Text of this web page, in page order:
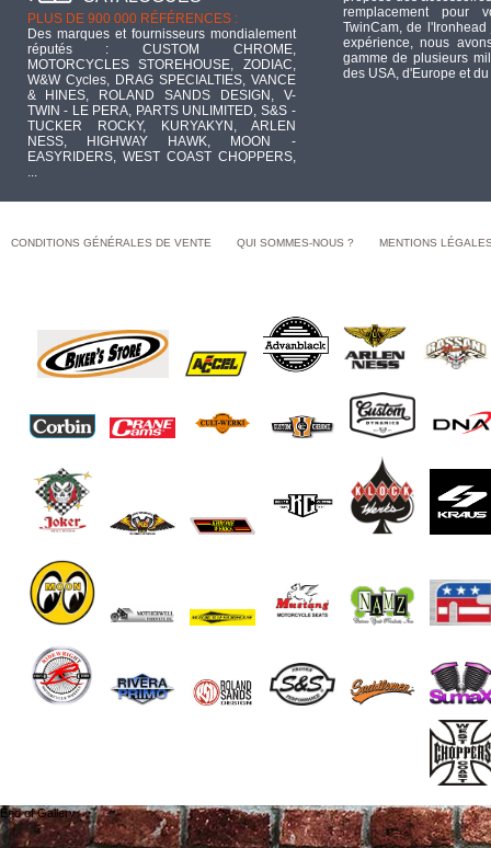
PLUS DE 900 000 RÉFÉRENCES :
Des marques et fournisseurs mondialement
réputés : CUSTOM CHROME,
MOTORCYCLES STOREHOUSE, ZODIAC,
W&W Cycles, DRAG SPECIALTIES, VANCE
& HINES, ROLAND SANDS DESIGN, V-
TWIN - LE PERA, PARTS UNLIMITED, S&S -
TUCKER ROCKY, KURYAKYN, ARLEN
NESS, HIGHWAY HAWK, MOON -
EASYRIDERS, WEST COAST CHOPPERS,
remplacement pour
TwinCam, de
expérience, nous
gamme de plusieurs
des USA, d'Europe et
CONDITIONS GÉNÉRALES DE VENTE QUI SOMMES-NOUS ? MENTIONS
End of Gallery